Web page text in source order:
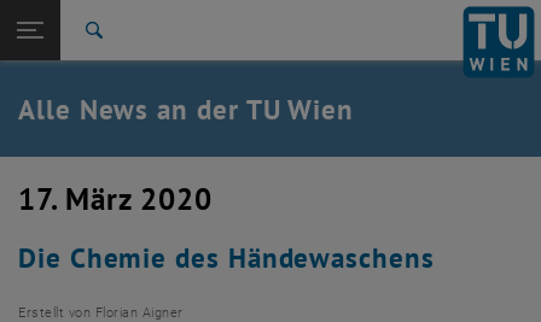
TU Login
Quicklinks
Quicklinks-Menü umschalten
Studium
Karriere
Zurück: Subseiten von TU Wien Startseite auflisten
Zurück zur letzten Ebene:
TU Wien Startseite
Übersicht
Alle News an der TU Wien
17. März 2020
Die Chemie des Händewaschens
Erstellt von Florian Aigner